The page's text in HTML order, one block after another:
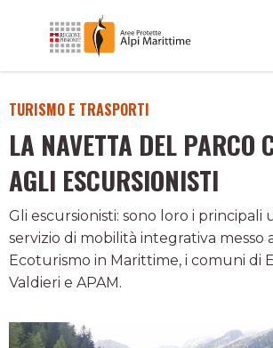
TURISMO E TRASPORTI
LA NAVETTA DEL PARCO
AGLI ESCURSIONISTI
Gli escursionisti: sono loro i principali
servizio di mobilità integrativa messo
Ecoturismo in Marittime, i comuni di
Valdieri e APAM.